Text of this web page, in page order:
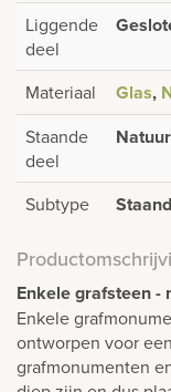
Liggende
deel
Materiaal Glas,
Staande
deel
Subtype
Enkele grafsteen -
Enkele
ontworpen voor
grafmonumenten